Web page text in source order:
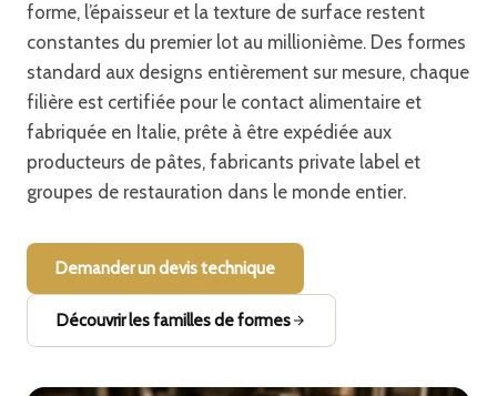
forme, l’épaisseur et la texture de surface restent
constantes du premier lot au millionième. Des formes
standard aux designs entièrement sur mesure, chaque
filière est certifiée pour le contact alimentaire et
fabriquée en Italie, prête à être expédiée aux
producteurs de pâtes, fabricants private label et
groupes de restauration dans le monde entier.
Demander un devis technique
Découvrir les familles de formes